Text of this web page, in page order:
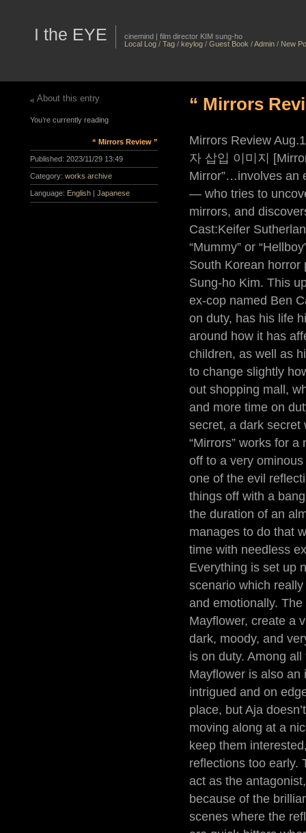
I the EYE
cinemind | film director KIM sung-ho
Local Log /Tag /keylog /Guest Book /Admin / New
“ Mirrors
Mirrors Review
자 삽입 이미지
Mirror”…involves an
— who tries to
mirrors, and
Cast:Keifer
“Mummy” or
South Korean horror
Sung-ho Kim. This
ex-cop named Ben
on duty, has his life
around how it has
children, as well as
to change slightly
out shopping mall,
and more time on
secret, a dark secret
“Mirrors” works for
off to a very
one of the evil
things off with a
the duration of an
manages to do that
time with needless
Everything is set up
scenario which
and emotionally.
Mayflower, create a
dark, moody, and
is on duty. Among
Mayflower is also an
intrigued and on
place, but Aja
moving along at a
keep them
reflections too early.
act as the
because of the
scenes where the
About this entry
You’re currently reading
“ Mirrors Review ”
Published: 2023/11/29 13:49
Category: works archive
Language: English |Japanese